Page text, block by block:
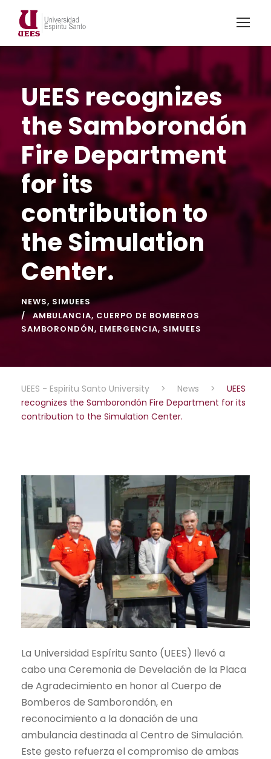
UEES recognizes
the Samborondón
Fire Department
for its
contribution to
the Simulation
Center.
NEWS, SIMUEES
AMBULANCIA, CUERPO DE BOMBEROS
SAMBORONDÓN, EMERGENCIA, SIMUEES
UEES - Espiritu Santo University > News >
UEES
recognizes the Samborondón Fire Department for its
contribution to the Simulation Center.
La Universidad Espíritu Santo (UEES) llevó a
cabo una Ceremonia de Develación de la Placa
de Agradecimiento en honor al Cuerpo de
Bomberos de Samborondón, en
reconocimiento a la donación de una
ambulancia destinada al Centro de Simulación.
Este gesto refuerza el compromiso de ambas